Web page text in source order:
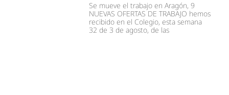
Se mueve el trabajo en Aragón, 9
NUEVAS OFERTAS DE TRABAJO hemos
recibido en el Colegio, esta semana
32 de 3 de agosto, de las